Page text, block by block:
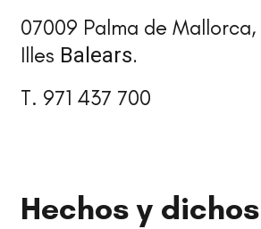
07009 Palma de Mallorca,
Illes Balears.
T. 971 437 700
Hechos y dichos